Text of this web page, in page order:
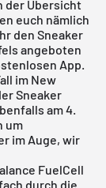
der Übersicht
euch nämlich
den Sneaker
angeboten
App.
im New
Sneaker
am 4.
um
im Auge, wir
FuelCell
durch die